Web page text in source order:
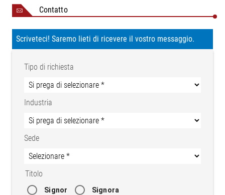
Contatto
Scriveteci! Saremo lieti di ricevere il vostro messaggio.
Tipo di richiesta
Industria
Sede
Titolo
Signor Signora